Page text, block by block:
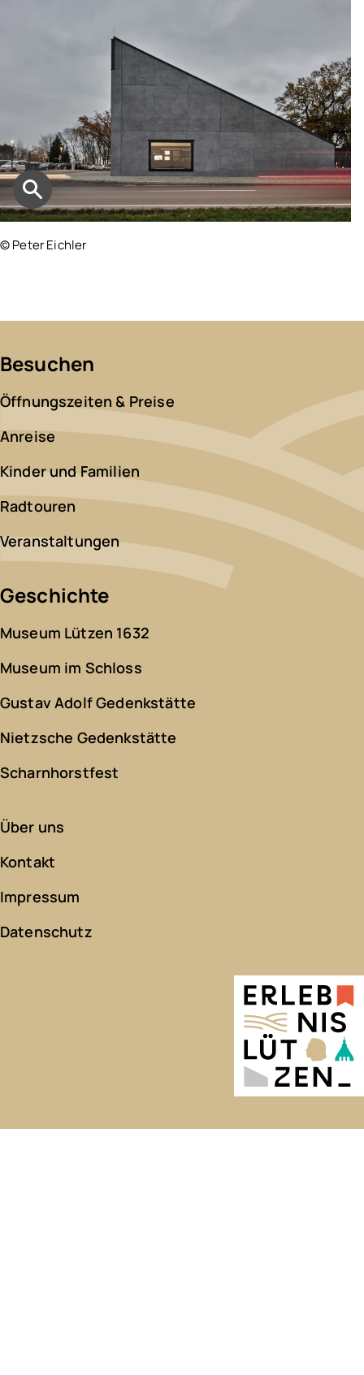
© Peter Eichler
Besuchen
Öffnungszeiten & Preise
Anreise
Kinder und Familien
Radtouren
Veranstaltungen
Geschichte
Museum Lützen 1632
Museum im Schloss
Gustav Adolf Gedenkstätte
Nietzsche Gedenkstätte
Scharnhorstfest
Über uns
Kontakt
Impressum
Datenschutz